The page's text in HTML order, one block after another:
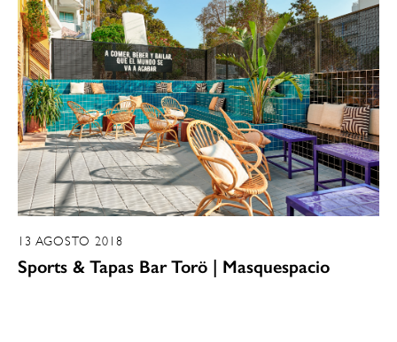
13 AGOSTO 2018
Sports & Tapas Bar Torö | Masquespacio